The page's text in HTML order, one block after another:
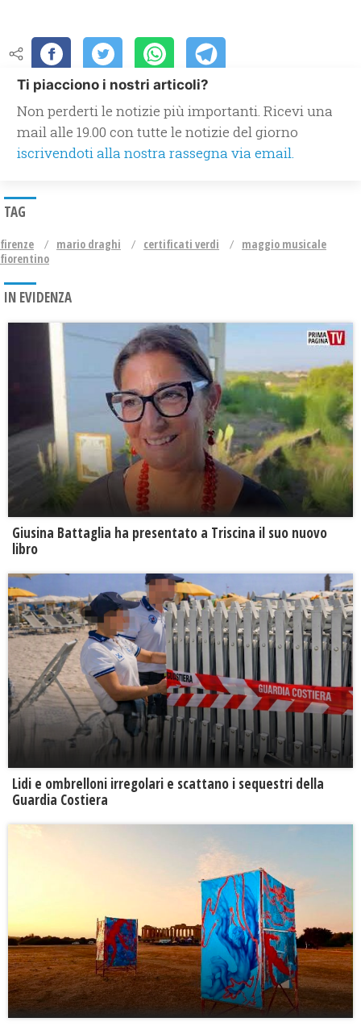
Ti piacciono i nostri articoli?
Non perderti le notizie più importanti. Ricevi una
mail alle 19.00 con tutte le notizie del giorno
iscrivendoti alla nostra rassegna via email.
TAG
firenze mario draghi certificati verdi
maggio musicale
fiorentino
IN EVIDENZA
Giusina Battaglia ha presentato a Triscina il suo nuovo
libro
Lidi e ombrelloni irregolari e scattano i sequestri della
Guardia Costiera